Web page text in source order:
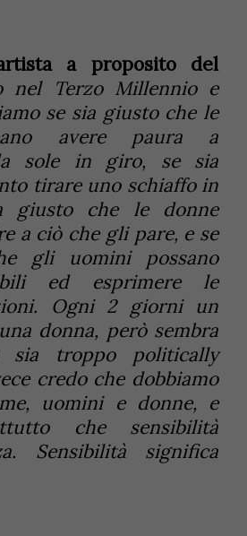
a proposito del
nel Terzo Millennio e
se sia giusto che le
avere paura a
sole in giro, se sia
tirare uno schiaffo in
giusto che le donne
a ciò che gli pare, e se
gli uomini possano
ed esprimere le
Ogni 2 giorni un
donna, però sembra
sia troppo politically
credo che dobbiamo
uomini e donne, e
che sensibilità
Sensibilità significa